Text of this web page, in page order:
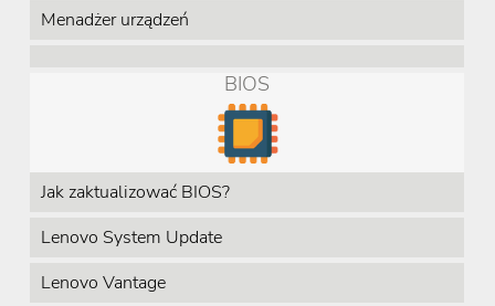
Menadżer urządzeń
BIOS
Jak zaktualizować BIOS?
Lenovo System Update
Lenovo Vantage